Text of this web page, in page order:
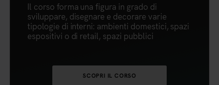
Il corso forma una figura in grado di
sviluppare, disegnare e decorare varie
tipologie di interni: ambienti domestici, spazi
espositivi o di retail, spazi pubblici
SCOPRI IL CORSO